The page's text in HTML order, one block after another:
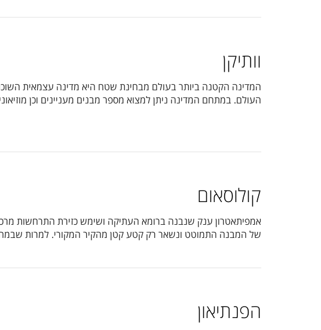
וותיקן
המדינה הקטנה ביותר בעולם מבחינת שטח היא מדינה עצמאית
העולם. במתחם המדינה ניתן למצוא מספר מבנים מעניינים וכן
קולוסאום
אמפיתאטרון ענק שנבנה ברומא העתיקה ושימש כזירת התרחשות
של המבנה התמוטט ונשאר רק קטע קטן מהקיר המקורי. למרות
הפנתיאון